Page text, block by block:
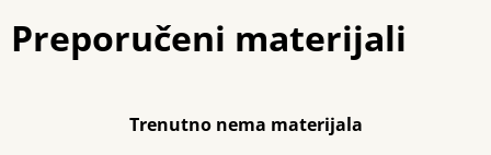
Preporučeni materijali
Trenutno nema materijala